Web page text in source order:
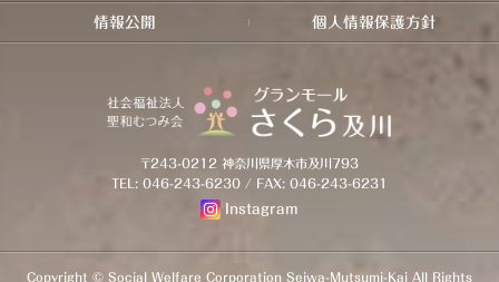
情報公開 個人情報保護方針
〒243-0212 神奈川県厚木市及川793
TEL: 046-243-6230 / FAX: 046-243-6231
Instagram
Copyright © Social Welfare Corporation Seiwa-Mutsumi-Kai All Rights